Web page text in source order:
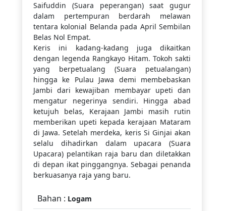
Saifuddin (Suara peperangan) saat gugur
dalam pertempuran berdarah melawan
tentara kolonial Belanda pada April Sembilan
Belas Nol Empat.
Keris ini kadang-kadang juga dikaitkan
dengan legenda Rangkayo Hitam. Tokoh sakti
yang berpetualang (Suara petualangan)
hingga ke Pulau Jawa demi membebaskan
Jambi dari kewajiban membayar upeti dan
mengatur negerinya sendiri. Hingga abad
ketujuh belas, Kerajaan Jambi masih rutin
memberikan upeti kepada kerajaan Mataram
di Jawa. Setelah merdeka, keris Si Ginjai akan
selalu dihadirkan dalam upacara (Suara
Upacara) pelantikan raja baru dan diletakkan
di depan ikat pinggangnya. Sebagai penanda
berkuasanya raja yang baru.
Bahan : Logam